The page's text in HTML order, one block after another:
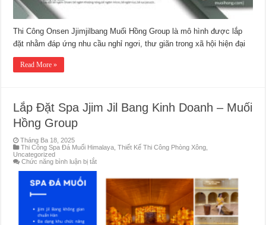
Thi Công Onsen Jjimjilbang Muối Hồng Group là mô hình được lắp
đặt nhằm đáp ứng nhu cầu nghỉ ngơi, thư giãn trong xã hội hiện đại
Read More »
Lắp Đặt Spa Jjim Jil Bang Kinh Doanh – Muối
Hồng Group
Tháng Ba 18, 2025
Thi Công Spa Đá Muối Himalaya ,Thiết Kế Thi Công Phòng Xông
Uncategorized
Chức năng bình luận bị tắtở
Kinh
Doanh